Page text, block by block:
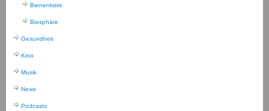
Bienenkiste
Biosphäre
Gesundheit
Kino
Musik
News
Podcasts